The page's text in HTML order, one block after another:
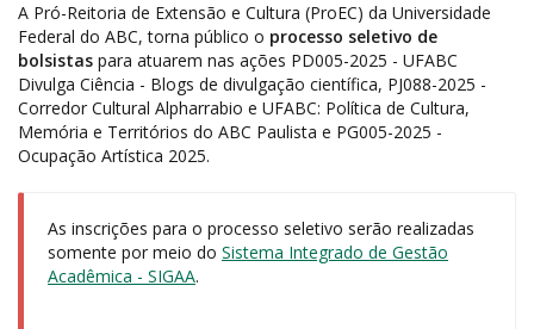
A Pró-Reitoria de Extensão e Cultura (ProEC) da Universidade
Federal do ABC, torna público o processo seletivo de
bolsistas para atuarem nas ações PD005-2025 - UFABC
Divulga Ciência - Blogs de divulgação científica, PJ088-2025 -
Corredor Cultural Alpharrabio e UFABC: Política de Cultura,
Memória e Territórios do ABC Paulista e PG005-2025 -
Ocupação Artística 2025.
As inscrições para o processo seletivo serão realizadas
somente por meio do Sistema Integrado de Gestão
Acadêmica - SIGAA.